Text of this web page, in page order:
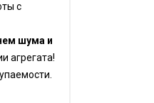
с
шума и
агрегата!